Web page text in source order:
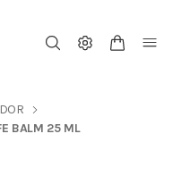
BALM 25 ML